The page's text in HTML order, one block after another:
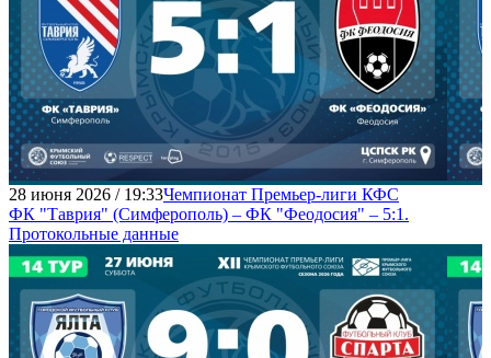
28 июня 2026 / 19:33Чемпионат Премьер-лиги КФС
ФК "Таврия" (Симферополь) – ФК "Феодосия" – 5:1.
Протокольные данные